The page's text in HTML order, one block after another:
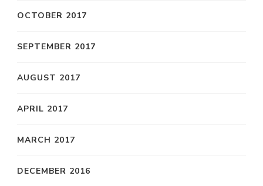
OCTOBER 2017
SEPTEMBER 2017
AUGUST 2017
APRIL 2017
MARCH 2017
DECEMBER 2016